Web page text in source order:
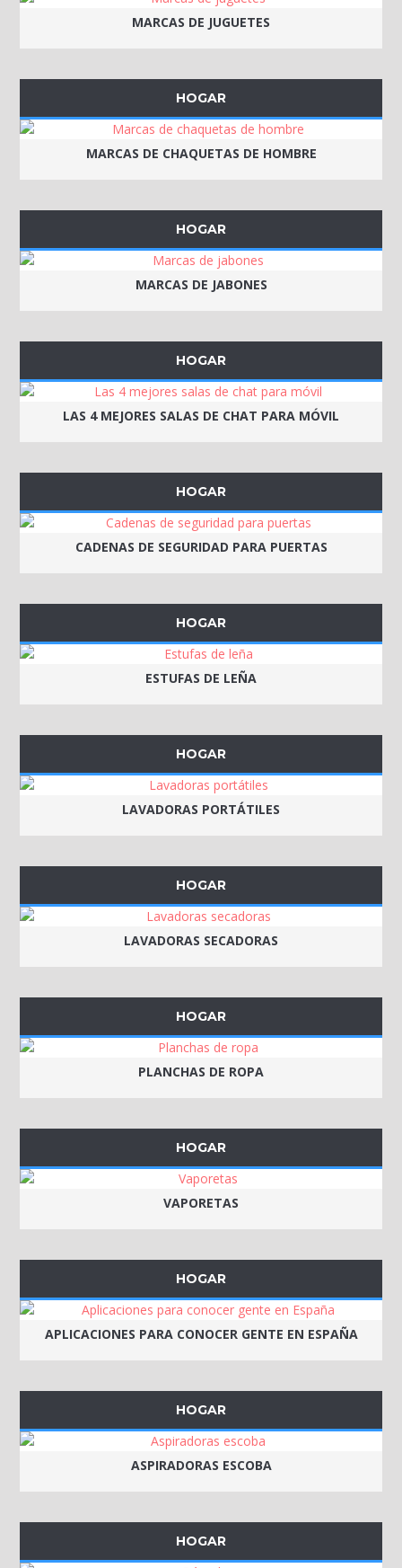
MARCAS DE JUGUETES
HOGAR
MARCAS DE CHAQUETAS DE HOMBRE
HOGAR
MARCAS DE JABONES
HOGAR
LAS 4 MEJORES SALAS DE CHAT PARA MÓVIL
HOGAR
CADENAS DE SEGURIDAD PARA PUERTAS
HOGAR
ESTUFAS DE LEÑA
HOGAR
LAVADORAS PORTÁTILES
HOGAR
LAVADORAS SECADORAS
HOGAR
PLANCHAS DE ROPA
HOGAR
VAPORETAS
HOGAR
APLICACIONES PARA CONOCER GENTE EN ESPAÑA
HOGAR
ASPIRADORAS ESCOBA
HOGAR